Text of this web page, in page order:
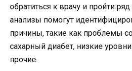
обратиться к врачу и пройти
анализы помогут
причины, такие как проблемы
сахарный диабет, низкие уровни
прочие.